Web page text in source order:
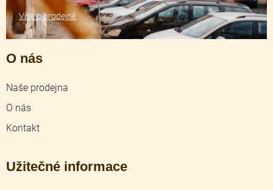
O nás
Naše prodejna
O nás
Kontakt
Užitečné informace
Více o prodejně